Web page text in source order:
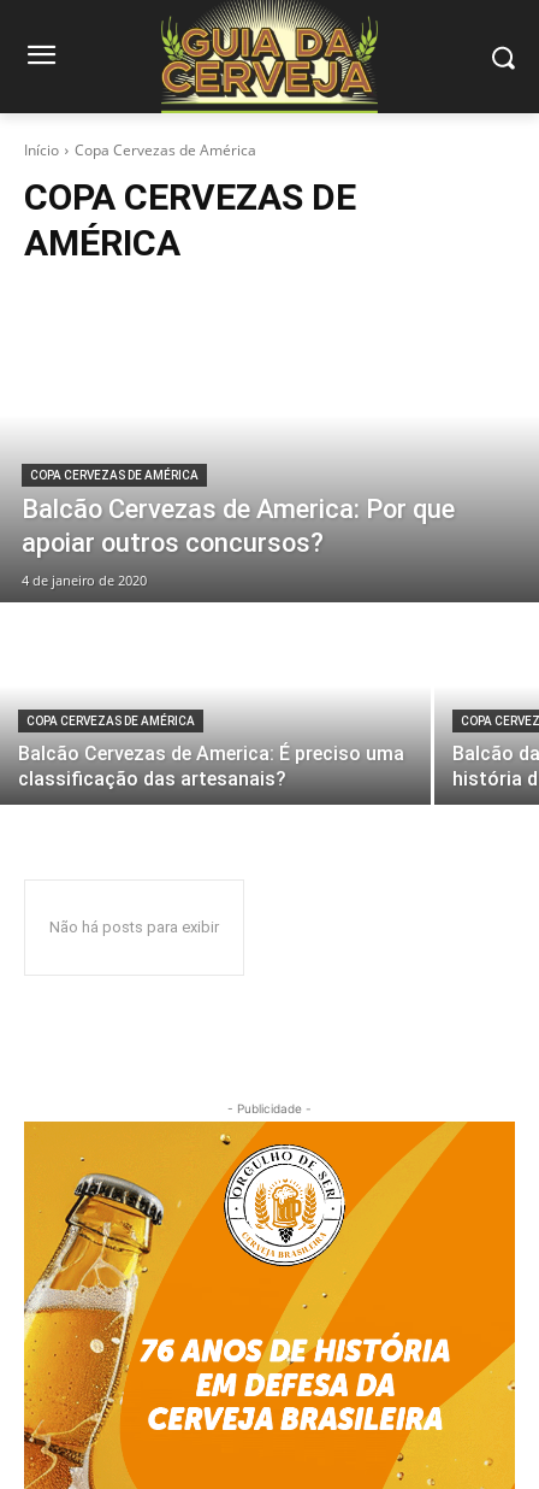
Início Copa Cervezas de América
COPA CERVEZAS DE
AMÉRICA
COPA CERVEZAS DE AMÉRICA
Balcão Cervezas de America: Por que
apoiar outros concursos?
4 de janeiro de 2020
COPA CERVEZAS DE AMÉRICA
Balcão Cervezas de America: É preciso uma
classificação das artesanais?
COPA
Balcão
história
Não há posts para exibir
- Publicidade -